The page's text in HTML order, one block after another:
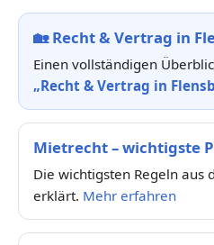
🏡Recht & Vertrag in
Einen vollständigen
„Recht & Vertrag in
Mietrecht – wichtigste
Die wichtigsten Regeln aus
erklärt. Mehr erfahren